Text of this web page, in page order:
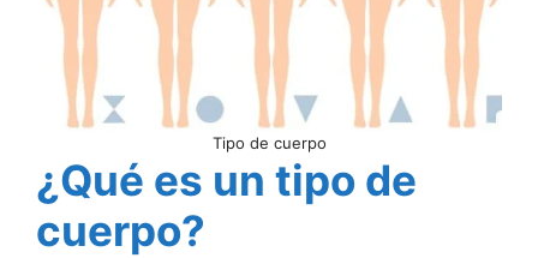
Tipo de cuerpo
¿Qué es un tipo de
cuerpo?